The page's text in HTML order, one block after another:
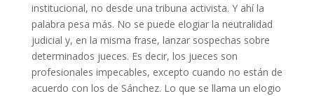
institucional, no desde una tribuna activista. Y ahí la
palabra pesa más. No se puede elogiar la neutralidad
judicial y, en la misma frase, lanzar sospechas sobre
determinados jueces. Es decir, los jueces son
profesionales impecables, excepto cuando no están de
acuerdo con los de Sánchez. Lo que se llama un elogio